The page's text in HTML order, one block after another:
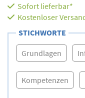
Sofort lieferbar*
Kostenloser
STICHWORTE
Grundlagen
Kompetenzen